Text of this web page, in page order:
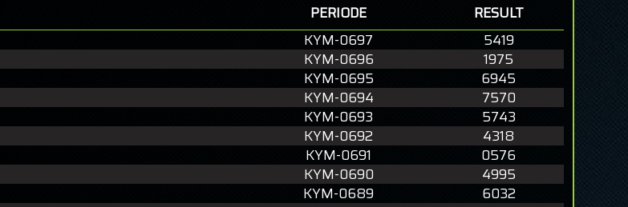
PERIODE
RESULT
KYM-0697
5419
KYM-0696
1975
KYM-0695
6945
KYM-0694
7570
KYM-0693
5743
KYM-0692
4318
KYM-0691
0576
KYM-0690
4995
KYM-0689
6032